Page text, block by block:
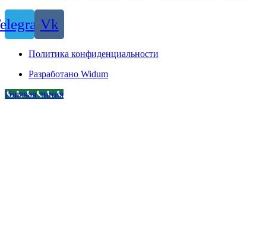
Vk
Политика конфиденциальности
Разработано Widum
Горячая линия